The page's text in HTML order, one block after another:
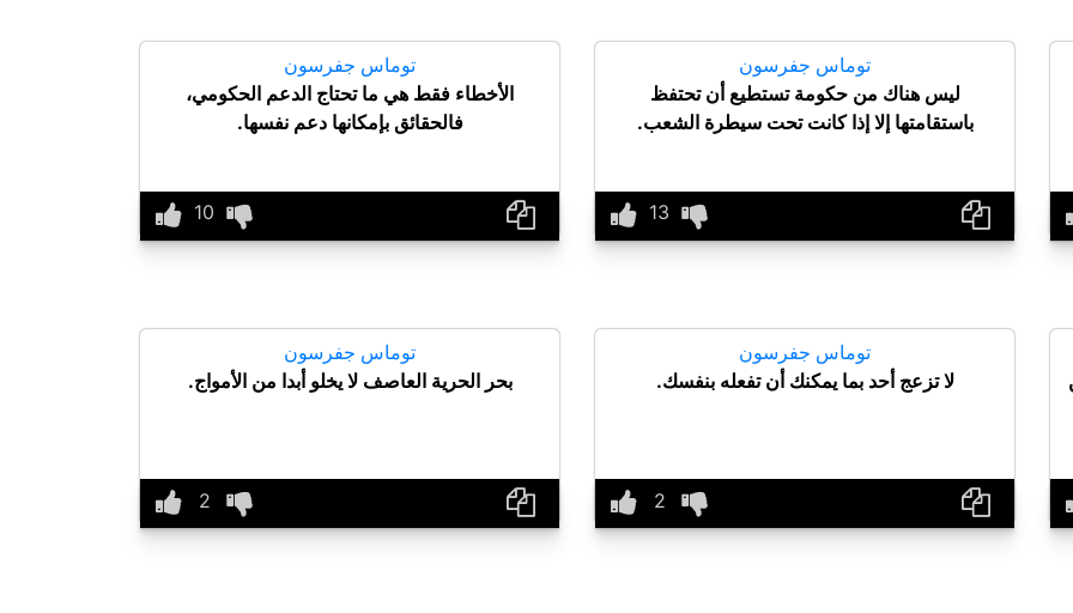
توماس جفرسون
ليس هناك من حكومة تستطيع أن تحتفظ
باستقامتها إلا إذا كانت تحت سيطرة الشعب.
توماس جفرسون
الأخطاء فقط هي ما تحتاج الدعم الحكومي،
فالحقائق بإمكانها دعم نفسها.
توماس جفرسون
لا تزعج أحد بما يمكنك أن تفعله بنفسك.
توماس جفرسون
بحر الحرية العاصف لا يخلو أبدا من الأمواج.